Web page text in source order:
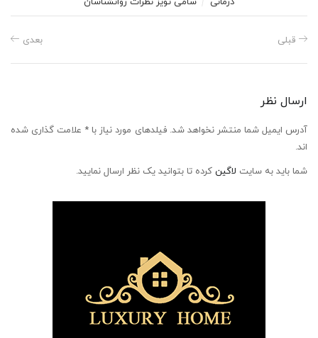
قبلی بعدی
ارسال نظر
آدرس ایمیل شما منتشر نخواهد شد. فیلدهای مورد نیاز با * علامت گذاری شده
اند.
شما باید به سایت لاگین کرده تا بتوانید یک نظر ارسال نمایید.